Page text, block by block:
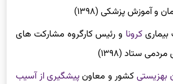
و آموزش پزشکی (۱۳۹۸)
کرونا و رئیس کارگروه مشارکت های
ستاد (۱۳۹۸)
بهزیستیکشور و معاونپیشگیری از آسیب